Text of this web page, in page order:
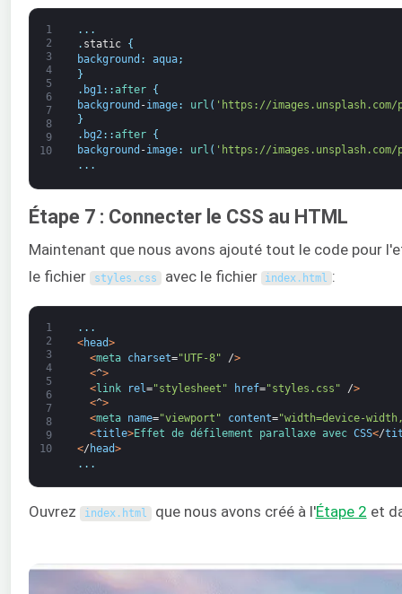
1
2
3
4
5
6
7
8
9
10
. . .
. static
{
background : aqua;
}
. bg1 : :after
{
background -image: url ( 'https://images.unsplash.com/
}
. bg2: :after
{
background -image: url ( 'https://images.unsplash.com/
. . .
Étape 7 : Connecter le CSS au HTML
Maintenant que nous avons ajouté tout le code pour
le fichier
styles . css avec le fichier index . html :
1
2
3
4
5
6
7
8
9
10
. . .
<head>
<meta charset="UTF-8" />
<^>
<link rel ="stylesheet" href="styles.css" />
<^>
<meta name="viewport" content="width=device-
<title>Effet de défilement parallaxe avec CSS</
</ head>
. . .
Ouvrez index. html que nous avons créé à l'Étape 2 et